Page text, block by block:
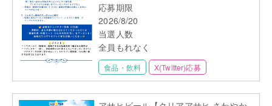
応募期限
2026/8/20
当選人数
全員もれなく
食品・飲料 X(Twitter)応募